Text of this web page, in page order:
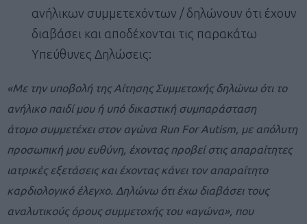
ανήλικων συμμετεχόντων / δηλώνουν ότι έχουν
διαβάσει και αποδέχονται τις παρακάτω
Υπεύθυνες Δηλώσεις:
«Με την υποβολή της Αίτησης Συμμετοχής δηλώνω ότι το
ανήλικο παιδί μου ή υπό δικαστική συμπαράσταση
άτομο συμμετέχει στον αγώνα Run For Autism, με απόλυτη
προσωπική μου ευθύνη, έχοντας προβεί στις απαραίτητες
ιατρικές εξετάσεις και έχοντας κάνει τον απαραίτητο
καρδιολογικό έλεγχο. Δηλώνω ότι έχω διαβάσει τους
αναλυτικούς όρους συμμετοχής του «αγώνα», που